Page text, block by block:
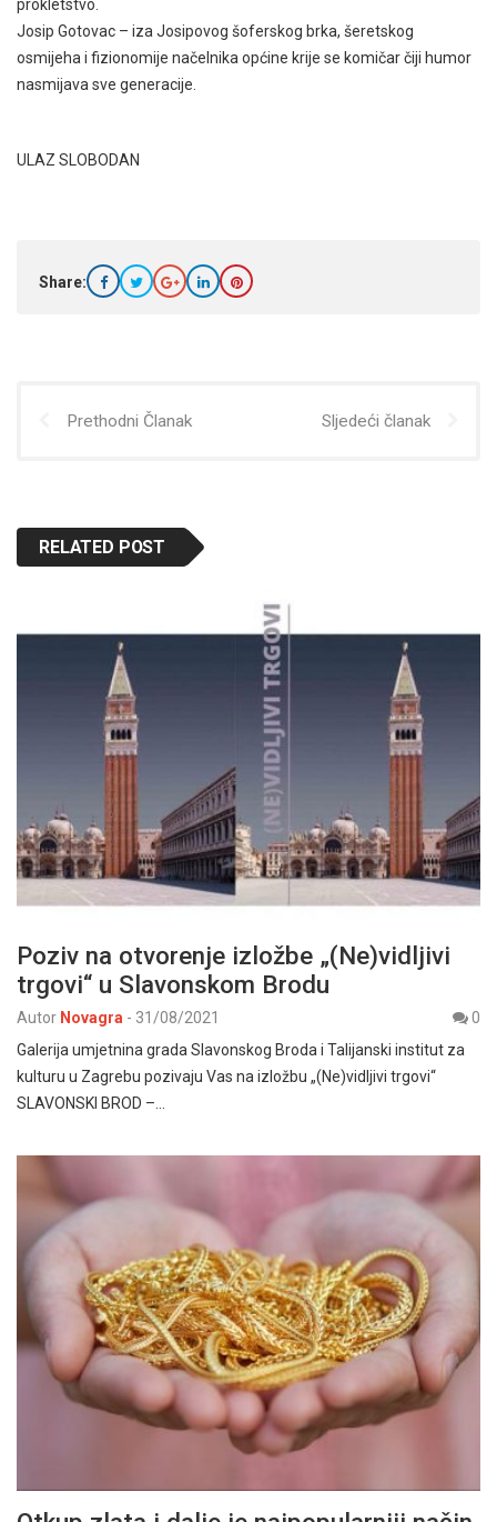
prokletstvo.
Josip Gotovac – iza Josipovog šoferskog brka, šeretskog
osmijeha i fizionomije načelnika općine krije se komičar čiji humor
nasmijava sve generacije.
ULAZ SLOBODAN
Share:
Prethodni Članak Sljedeći članak
RELATED POST
Poziv na otvorenje izložbe „(Ne)vidljivi
trgovi“ u Slavonskom Brodu
Autor Novagra - 31/08/2021
0
Galerija umjetnina grada Slavonskog Broda i Talijanski institut za
kulturu u Zagrebu pozivaju Vas na izložbu „(Ne)vidljivi trgovi“
SLAVONSKI BROD –…